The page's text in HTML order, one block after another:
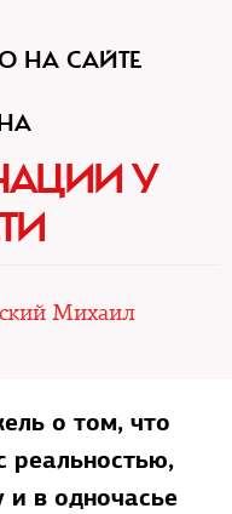
НА САЙТЕ
У
Михаил
о том, что
реальностью,
и в одночасье